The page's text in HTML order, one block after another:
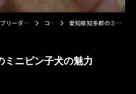
愛知県知多郡の北浦浩ブリーダーならK&H Dog Garden コラム 愛知県知多郡のミニピン子犬の魅力
ミニピン子犬の魅力